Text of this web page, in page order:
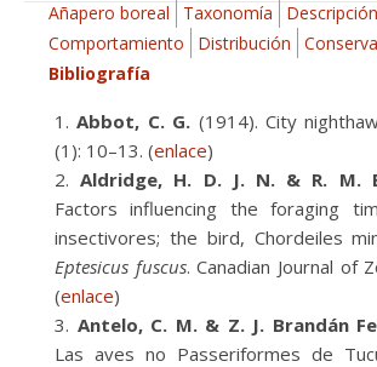
Añapero boreal
Taxonomía
Descripción
Comportamiento
Distribución
Bibliografía
Abbot, C. G. (1914). City
(1): 10–13. (enlace)
Aldridge, H. D. J. N. & R. M.
Factors influencing the foraging
insectivores; the bird, Chordeiles
Eptesicus fuscus. Canadian Journal of
(enlace)
Antelo, C. M. & Z. J. Brandán
Las aves no Passeriformes de